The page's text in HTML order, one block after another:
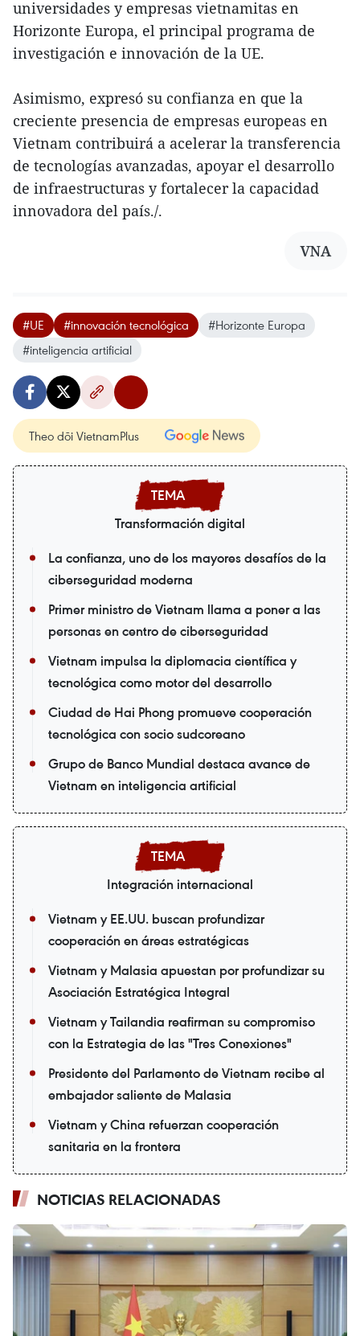
universidades y empresas vietnamitas en
Horizonte Europa, el principal programa de
investigación e innovación de la UE.
Asimismo, expresó su confianza en que la
creciente presencia de empresas europeas en
Vietnam contribuirá a acelerar la transferencia
de tecnologías avanzadas, apoyar el desarrollo
de infraestructuras y fortalecer la capacidad
innovadora del país./.
VNA
#UE #innovación tecnológica
#Horizonte Europa
#inteligencia artificial
Theo dõi VietnamPlus
Transformación digital
La confianza, uno de los mayores desafíos de la
ciberseguridad moderna
Primer ministro de Vietnam llama a poner a las
personas en centro de ciberseguridad
Vietnam impulsa la diplomacia científica y
tecnológica como motor del desarrollo
Ciudad de Hai Phong promueve cooperación
tecnológica con socio sudcoreano
Grupo de Banco Mundial destaca avance de
Vietnam en inteligencia artificial
Integración internacional
Vietnam y EE.UU. buscan profundizar
cooperación en áreas estratégicas
Vietnam y Malasia apuestan por profundizar su
Asociación Estratégica Integral
Vietnam y Tailandia reafirman su compromiso
con la Estrategia de las "Tres Conexiones"
Presidente del Parlamento de Vietnam recibe al
embajador saliente de Malasia
Vietnam y China refuerzan cooperación
sanitaria en la frontera
NOTICIAS RELACIONADAS